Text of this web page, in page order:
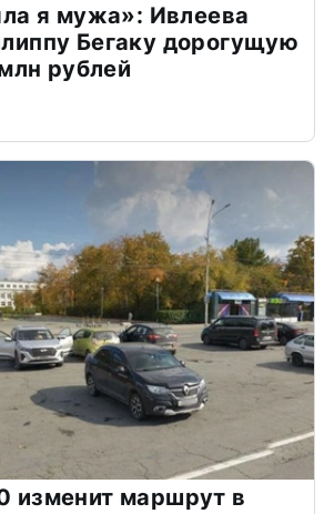
я мужа»: Ивлеева
Бегаку дорогущую
рублей
изменит маршрут в